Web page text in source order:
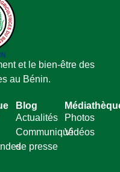
et le bien-être des
au Bénin.
Blog
Actualités
Communiqué
de presse
Photos
Vidéos